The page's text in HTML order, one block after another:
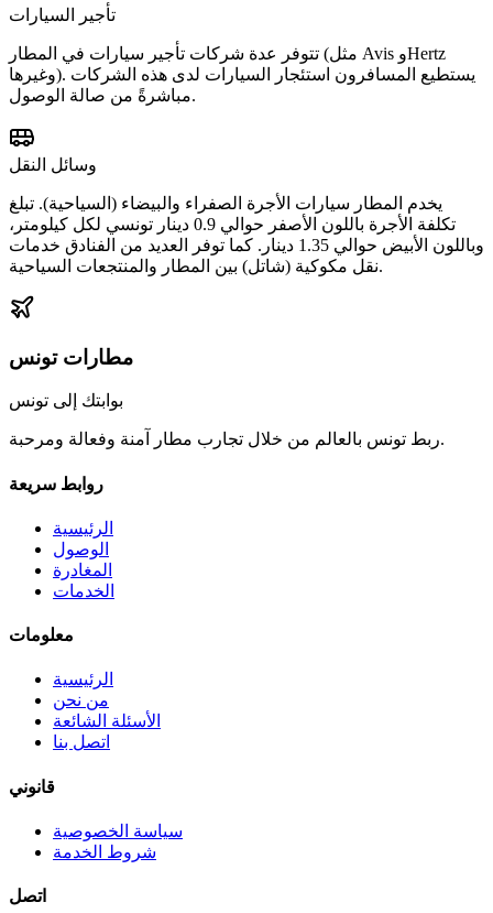
تأجير السيارات
تتوفر عدة شركات تأجير سيارات في المطار (مثل Avis وHertz
وغيرها). يستطيع المسافرون استئجار السيارات لدى هذه الشركات
مباشرةً من صالة الوصول.
وسائل النقل
يخدم المطار سيارات الأجرة الصفراء والبيضاء (السياحية). تبلغ
تكلفة الأجرة باللون الأصفر حوالي 0.9 دينار تونسي لكل كيلومتر،
وباللون الأبيض حوالي 1.35 دينار. كما توفر العديد من الفنادق خدمات
نقل مكوكية (شاتل) بين المطار والمنتجعات السياحية.
مطارات تونس
بوابتك إلى تونس
ربط تونس بالعالم من خلال تجارب مطار آمنة وفعالة ومرحبة.
روابط سريعة
الرئيسية
الوصول
المغادرة
الخدمات
معلومات
الرئيسية
من نحن
الأسئلة الشائعة
اتصل بنا
قانوني
سياسة الخصوصية
شروط الخدمة
اتصل